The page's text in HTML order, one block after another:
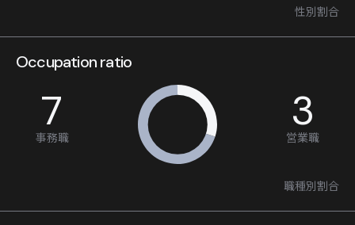
性別割合
Occupation ratio
7
事務職
3
営業職
職種別割合